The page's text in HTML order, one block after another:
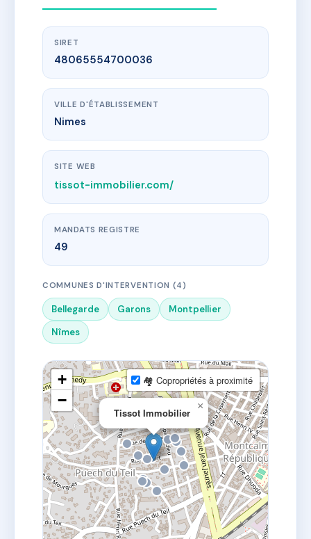
SIRET
48065554700036
VILLE D'ÉTABLISSEMENT
Nimes
SITE WEB
tissot-immobilier.com/
MANDATS REGISTRE
49
COMMUNES D'INTERVENTION (4)
Bellegarde Garons
Montpellier
Nîmes
Tissot Immobilier
×
+
−
🏘 Copropriétés à proximité